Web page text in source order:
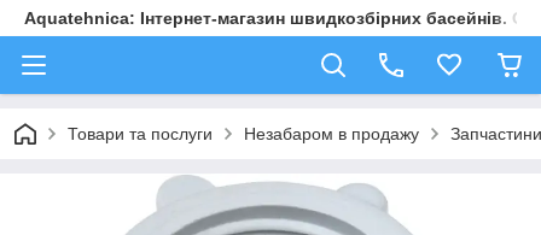
Aquatehnica: Інтернет-магазин швидкозбірних басейнів.
Товари та послуги Незабаром в продажу